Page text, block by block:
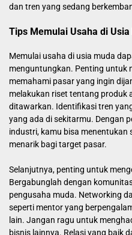
dan tren yang sedang
Tips Memulai Usaha di Usia
Memulai usaha di usia muda
menguntungkan. Penting untuk
memahami pasar yang ingin
melakukan riset tentang produk
ditawarkan. Identifikasi tren
yang ada di sekitarmu. Dengan
industri, kamu bisa
menarik bagi target pasar.
Selanjutnya, penting untuk
Bergabunglah dengan
pengusaha muda. Networking
seperti mentor yang
lain. Jangan ragu untuk
bisnis lainnya. Relasi yang baik